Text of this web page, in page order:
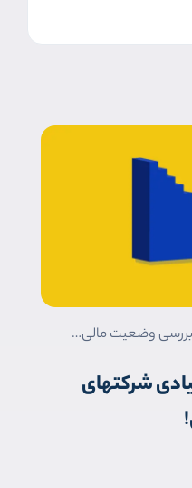
بررسی وضعیت مالی و بنیادی شرکتهای دارای بیت کوین در جهان!
شرکتهای